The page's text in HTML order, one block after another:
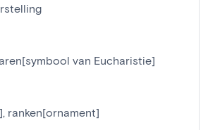
van Eucharistie]
, ranken[ornament]